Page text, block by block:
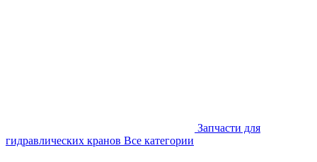
Запчасти для
гидравлических кранов Все категории